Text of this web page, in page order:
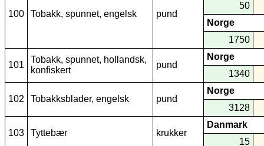
100 Tobakk, spunnet, engelsk pund
50
Norge
1750
101
Tobakk, spunnet, hollandsk,
konfiskert
pund
Norge
1340
102 Tobakksblader, engelsk pund
Norge
3128
103 Tyttebær krukker
Danmark
15